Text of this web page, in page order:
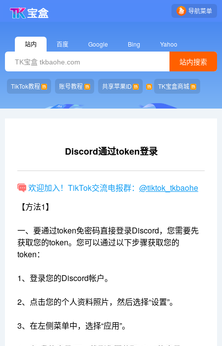
导航菜单
站内 百度 Google Bing Yahoo
站内搜索
TikTok教程 账号教程 共享苹果ID TK宝盒商城
Discord通过token登录
欢迎加入！TikTok交流电报群： @tiktok_tkbaohe
【方法1】
一、要通过token免密码直接登录Discord，您需要先
获取您的token。您可以通过以下步骤获取您的
token：
1、登录您的Discord帐户。
2、点击您的个人资料照片，然后选择“设置”。
3、在左侧菜单中，选择“应用”。